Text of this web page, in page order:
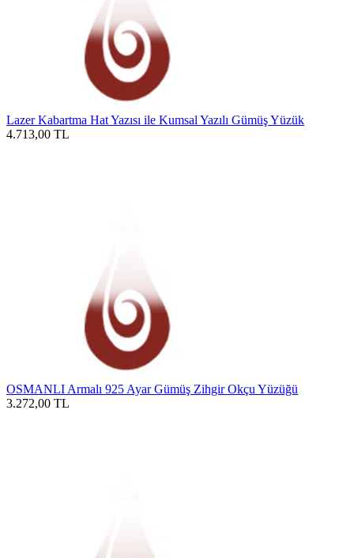
Lazer Kabartma Hat Yazısı ile Kumsal Yazılı Gümüş Yüzük
4.713,00 TL
OSMANLI Armalı 925 Ayar Gümüş Zihgir Okçu Yüzüğü
3.272,00 TL